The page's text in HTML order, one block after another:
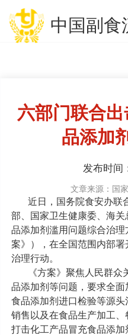
中国副食
六部门联合
品添加
发布时间
文章来源：国
近日，国务院食安办联
部、国家卫生健康委、海
品添加剂滥用问题综合治
案》），在全国范围内部
治理行动。
《方案》聚焦人民群
品添加剂等问题，要求全
食品添加剂进口检验等源头
销售以及在食品生产加工
打击化工产品冒充食品添